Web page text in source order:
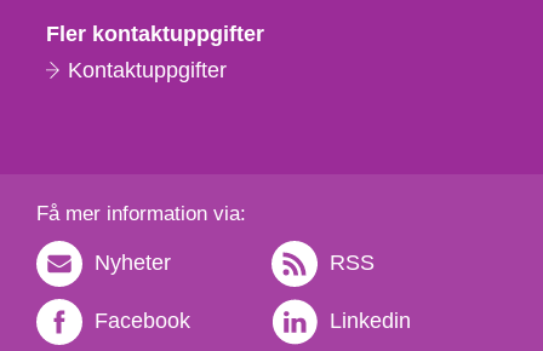
Fler kontaktuppgifter
Kontaktuppgifter
Få mer information via:
Nyheter RSS
Facebook Linkedin